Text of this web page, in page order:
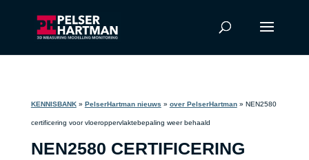
KENNISBANK» PelserHartman nieuws » over PelserHartman» NEN2580
certificering voor vloeroppervlaktebepaling weer behaald
NEN2580 CERTIFICERING